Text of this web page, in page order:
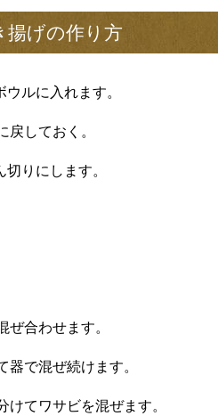
揚げの作り方
ルに入れます。
しておく。
りにします。
合わせます。
で混ぜ続けます。
てワサビを混ぜます。